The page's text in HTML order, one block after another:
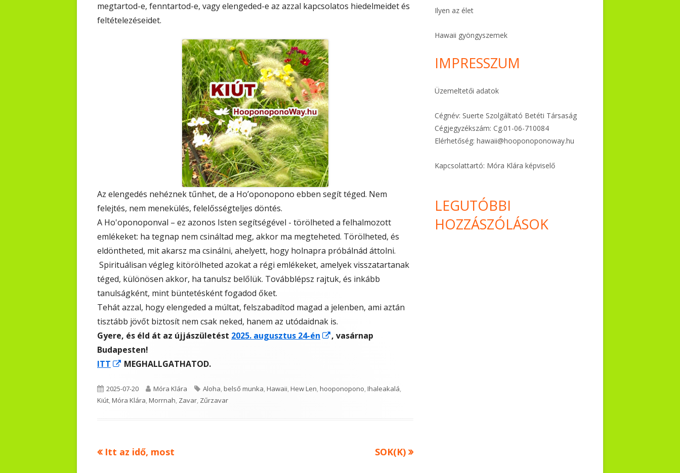
FÜGGÉSTŐL SZABADON
FÉLELEMOLDÓ HO’OPONOPONO
megtartod-e, fenntartod-e, vagy elengeded-e az azzal kapcsolatos hiedelmeidet és
feltételezéseidet.
Az elengedés nehéznek tűnhet, de a Ho’oponopono ebben segít téged. Nem
felejtés, nem menekülés, felelősségteljes döntés.
A Ho'oponoponval – ez azonos Isten segítségével - törölheted a felhalmozott
emlékeket: ha tegnap nem csináltad meg, akkor ma megteheted. Törölheted, és
eldöntheted, mit akarsz ma csinálni, ahelyett, hogy holnapra próbálnád áttolni.
Spirituálisan végleg kitörölheted azokat a régi emlékeket, amelyek visszatartanak
téged, különösen akkor, ha tanulsz belőlük. Továbblépsz rajtuk, és inkább
tanulságként, mint büntetésként fogadod őket.
Tehát azzal, hogy elengeded a múltat, felszabadítod magad a jelenben, ami aztán
tisztább jövőt biztosít nem csak neked, hanem az utódaidnak is.
Gyere, és éld át az újjászületést 2025. augusztus 24-én
Opens
window
, vasárnap
Budapesten!
ITT
Opens
a
new
MEGHALLGATHATOD.
Published
on
2025-07-20 Author
Móra Klára Tags
Aloha,belső munka,Hawaii,Hew Len,hooponopono,Ihaleakalá,
Kiút,Móra Klára,Morrnah, Zavar, Zűrzavar
Bejegyzés
Previous
Itt az idő, most
Next
SOK(K)
Ilyen az élet
Hawaii gyöngyszemek
IMPRESSZUM
Üzemeltetői adatok
Cégnév: Suerte Szolgáltató Betéti Társaság
Cégjegyzékszám: Cg.01-06-710084
Elérhetőség:hawaii@hooponoponoway.hu
Kapcsolattartó: Móra Klára képviselő
LEGUTÓBBI
HOZZÁSZÓLÁSOK